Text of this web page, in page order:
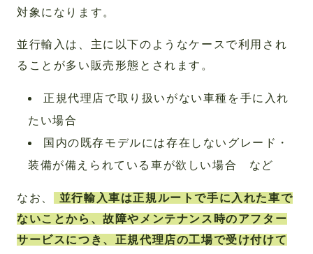
対象になります。
並行輸入は、主に以下のようなケースで利用され
ることが多い販売形態とされます。
正規代理店で取り扱いがない車種を手に入れ
たい場合
国内の既存モデルには存在しないグレード・
装備が備えられている車が欲しい場合 など
なお、
並行輸入車は正規ルートで手に入れた車で
ないことから、故障やメンテナンス時のアフター
サービスにつき、正規代理店の工場で受け付けて